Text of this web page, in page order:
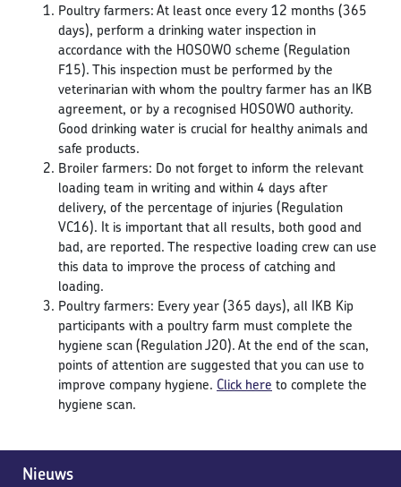
Nieuws
Poultry farmers: At least once every 12 months (365
days), perform a drinking water inspection in
accordance with the HOSOWO scheme (Regulation
F15). This inspection must be performed by the
veterinarian with whom the poultry farmer has an IKB
agreement, or by a recognised HOSOWO authority.
Good drinking water is crucial for healthy animals and
safe products.
Broiler farmers: Do not forget to inform the relevant
loading team in writing and within 4 days after
delivery, of the percentage of injuries (Regulation
VC16). It is important that all results, both good and
bad, are reported. The respective loading crew can use
this data to improve the process of catching and
loading.
Poultry farmers: Every year (365 days), all IKB Kip
participants with a poultry farm must complete the
hygiene scan (Regulation J20). At the end of the scan,
points of attention are suggested that you can use to
improve company hygiene. Click here to complete the
hygiene scan.